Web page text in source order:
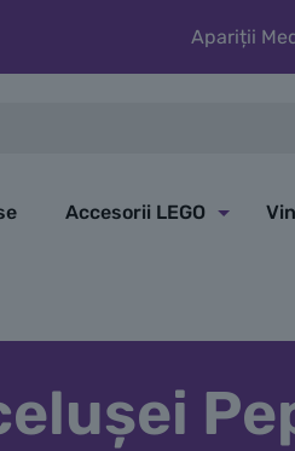
Apariții
Accesorii LEGO